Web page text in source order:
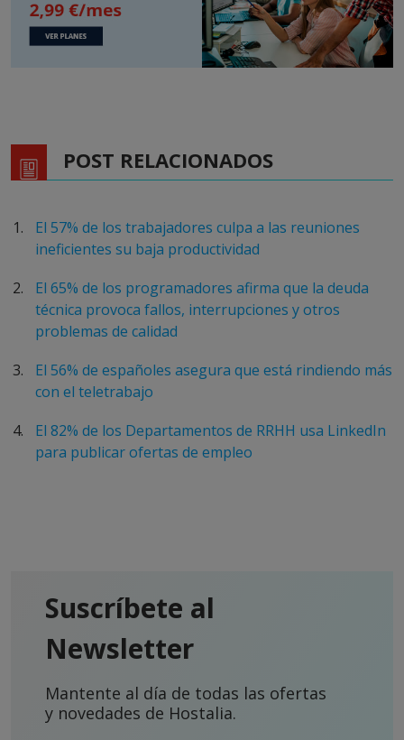
POST RELACIONADOS
El 57% de los trabajadores culpa a las reuniones
ineficientes su baja productividad
El 65% de los programadores afirma que la deuda
técnica provoca fallos, interrupciones y otros
problemas de calidad
El 56% de españoles asegura que está rindiendo más
con el teletrabajo
El 82% de los Departamentos de RRHH usa LinkedIn
para publicar ofertas de empleo
Suscríbete al
Newsletter
Mantente al día de todas las ofertas
y novedades de Hostalia.